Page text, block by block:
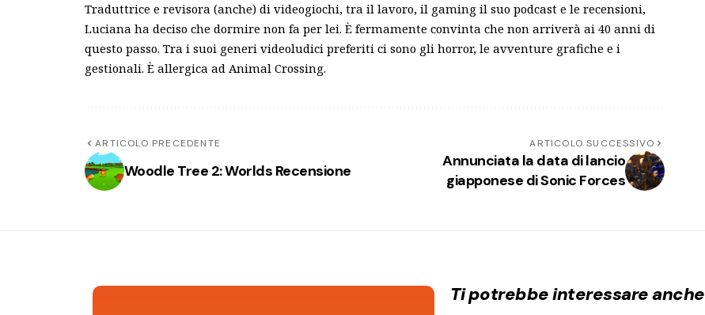
Traduttrice e revisora (anche) di videogiochi, tra il lavoro, il gaming il suo podcast e le recensioni,
Luciana ha deciso che dormire non fa per lei. È fermamente convinta che non arriverà ai 40 anni di
questo passo. Tra i suoi generi videoludici preferiti ci sono gli horror, le avventure grafiche e i
gestionali. È allergica ad Animal Crossing.
ARTICOLO PRECEDENTE
Woodle Tree 2: Worlds Recensione
ARTICOLO SUCCESSIVO
Annunciata la data di lancio
giapponese di Sonic Forces
Ti potrebbe interessare anche